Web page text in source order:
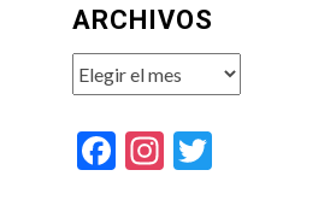
ARCHIVOS
Archivos
Facebook
Instagram